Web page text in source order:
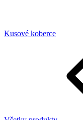
Kusové koberce